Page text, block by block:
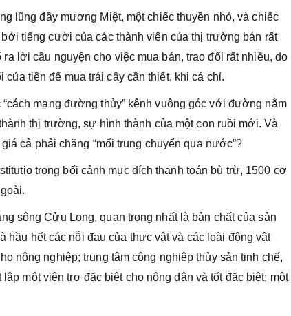
lũng đầy mương Miệt, một chiếc thuyền nhỏ, và chiếc
tiếng cười của các thành viên của thị trường bán rất
lời cầu nguyện cho việc mua bán, trao đổi rất nhiều, do
tiền để mua trái cây cần thiết, khi cá chỉ.
mạng đường thủy” kênh vuông góc với đường nằm
thị trường, sự hình thành của một con ruồi mới. Và
cả phải chăng “mối trung chuyển qua nước”?
trong bối cảnh mục đích thanh toán bù trừ, 1500 cơ
sông Cửu Long, quan trọng nhất là bản chất của sản
hầu hết các nỗi đau của thực vật và các loài động vật
nông nghiệp; trung tâm công nghiệp thủy sản tinh chế,
một viện trợ đặc biệt cho nông dân và tốt đặc biệt; một